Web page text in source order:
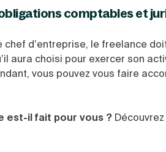
comptables et
chef d’entreprise, le freelance
aura choisi pour exercer son
vous pouvez vous faire
est-il fait pour vous ?